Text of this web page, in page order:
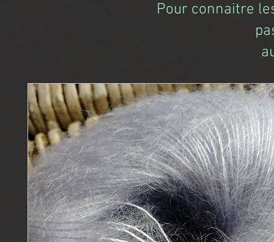
Pour connaitre